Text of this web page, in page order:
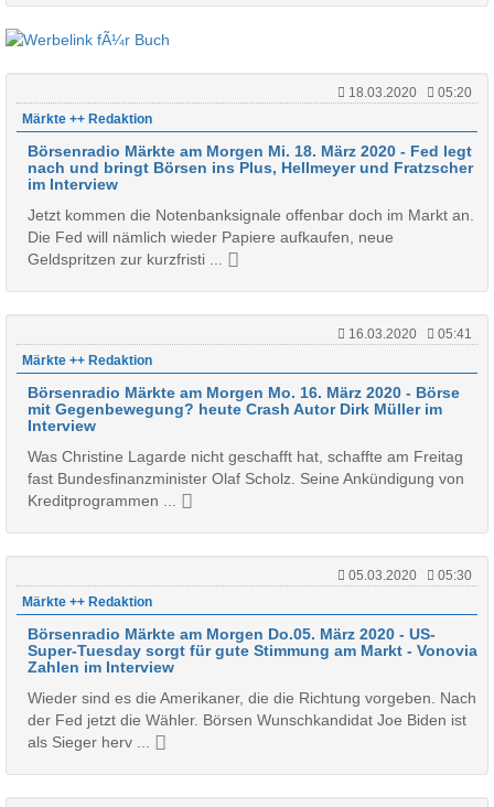
18.03.2020
05:20
Märkte ++ Redaktion
Börsenradio Märkte am Morgen Mi. 18. März 2020 - Fed legt
nach und bringt Börsen ins Plus, Hellmeyer und Fratzscher
im Interview
Jetzt kommen die Notenbanksignale offenbar doch im Markt an.
Die Fed will nämlich wieder Papiere aufkaufen, neue
Geldspritzen zur kurzfristi ...
16.03.2020
05:41
Märkte ++ Redaktion
Börsenradio Märkte am Morgen Mo. 16. März 2020 - Börse
mit Gegenbewegung? heute Crash Autor Dirk Müller im
Interview
Was Christine Lagarde nicht geschafft hat, schaffte am Freitag
fast Bundesfinanzminister Olaf Scholz. Seine Ankündigung von
Kreditprogrammen ...
05.03.2020
05:30
Märkte ++ Redaktion
Börsenradio Märkte am Morgen Do.05. März 2020 - US-
Super-Tuesday sorgt für gute Stimmung am Markt - Vonovia
Zahlen im Interview
Wieder sind es die Amerikaner, die die Richtung vorgeben. Nach
der Fed jetzt die Wähler. Börsen Wunschkandidat Joe Biden ist
als Sieger herv ...